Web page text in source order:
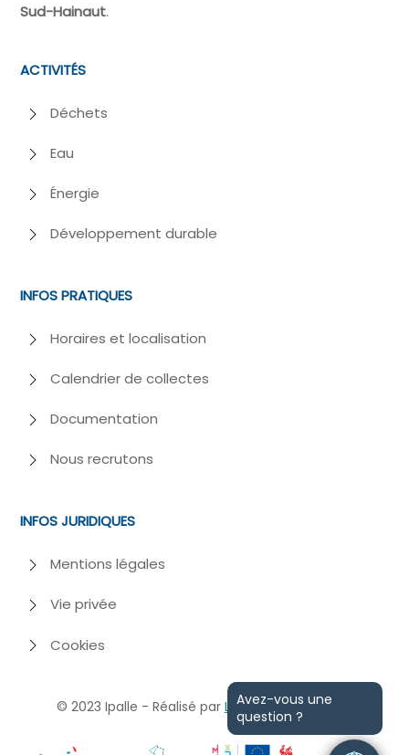
Sud-Hainaut.
ACTIVITÉS
Déchets
Eau
Énergie
Développement durable
INFOS PRATIQUES
Horaires et localisation
Calendrier de collectes
Documentation
Nous recrutons
INFOS JURIDIQUES
Mentions légales
Vie privée
Cookies
© 2023 Ipalle - Réalisé par LosfeldetWebiome
Avez-vous une
question ?